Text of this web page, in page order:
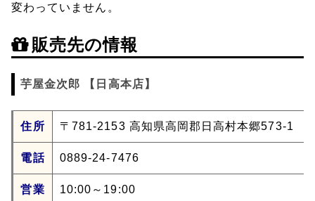
変わっていません。
販売先の情報
芋屋金次郎 【日高本店】
住所 〒781-2153 高知県高岡郡日高村本郷573-1
電話 0889-24-7476
営業 10:00～19:00